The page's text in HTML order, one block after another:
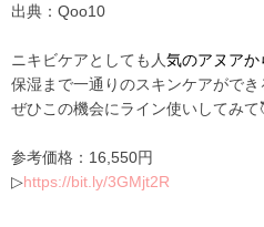
出典：Qoo10
ニキビケアとしても人気のアヌアか
保湿まで一通りのスキンケアができ
ぜひこの機会にライン使いしてみて
参考価格： 16,550円
▷https://bit.ly/3GMjt2R